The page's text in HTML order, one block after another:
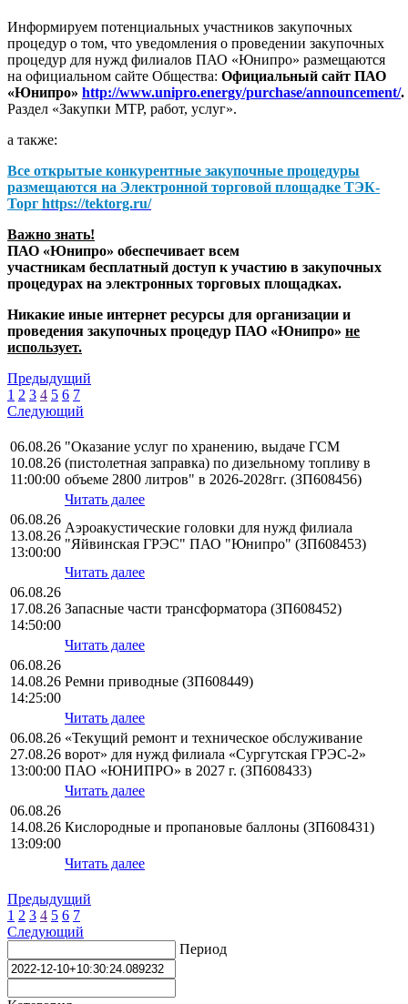
Информируем потенциальных участников закупочных
процедур о том, что уведомления о проведении закупочных
процедур для нужд филиалов ПАО «Юнипро» размещаются
на официальном сайте Общества: Официальный сайт ПАО
«Юнипро» http://www.unipro.energy/purchase/announcement/.
Раздел «Закупки МТР, работ, услуг».
а также:
Все открытые конкурентные закупочные процедуры
размещаются на Электронной торговой площадке ТЭК-
Торг https://tektorg.ru/
Важно знать!
ПАО «Юнипро» обеспечивает всем
участникам бесплатный доступ к участию в закупочных
процедурах на электронных торговых площадках.
Никакие иные интернет ресурсы для организации и
проведения закупочных процедур ПАО «Юнипро» не
использует.
Предыдущий
1 2 3 4 5 6 7
Следующий
06.08.26
10.08.26
11:00:00
"Оказание услуг по хранению, выдаче ГСМ
(пистолетная заправка) по дизельному топливу в
объеме 2800 литров" в 2026-2028гг. (ЗП608456)
Читать далее
06.08.26
13.08.26
13:00:00
Аэроакустические головки для нужд филиала
"Яйвинская ГРЭС" ПАО "Юнипро" (ЗП608453)
Читать далее
06.08.26
17.08.26
14:50:00
Запасные части трансформатора (ЗП608452)
Читать далее
06.08.26
14.08.26
14:25:00
Ремни приводные (ЗП608449)
Читать далее
06.08.26
27.08.26
13:00:00
«Текущий ремонт и техническое обслуживание
ворот» для нужд филиала «Сургутская ГРЭС-2»
ПАО «ЮНИПРО» в 2027 г. (ЗП608433)
Читать далее
06.08.26
14.08.26
13:09:00
Кислородные и пропановые баллоны (ЗП608431)
Читать далее
Предыдущий
1 2 3 4 5 6 7
Следующий
Период